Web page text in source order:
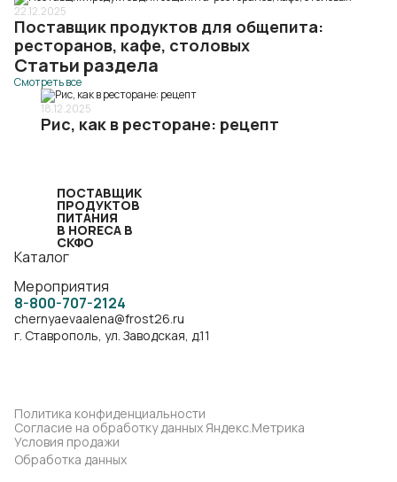
22.12.2025
Поставщик продуктов для общепита:
ресторанов, кафе, столовых
Статьи раздела
Смотреть все
18.12.2025
Рис, как в ресторане: рецепт
ПОСТАВЩИК
ПРОДУКТОВ
ПИТАНИЯ
В HORECA В
СКФО
Каталог
Мероприятия
8-800-707-2124
chernyaevaalena@frost26.ru
г. Ставрополь, ул. Заводская, д.11
Политика конфиденциальности
Согласие на обработку данных Яндекс.Метрика
Условия продажи
Обработка данных